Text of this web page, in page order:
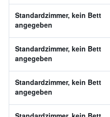
Standardzimmer, kein Bett
angegeben
Standardzimmer, kein Bett
angegeben
Standardzimmer, kein Bett
angegeben